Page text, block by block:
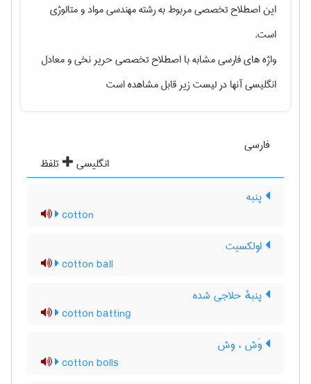
این اصطلاح تخصصی مربوط به رشتهمهندسی مواد و متالوژی
است.
واژه های فارسی مشابه با اصطلاح تخصصیحریر نخیو معادل
انگلیسی آنها در لیست زیر قابل مشاهده است
فارسی
انگلیسی
تلفظ
پنبه
cotton
اولکسیت
cotton ball
پنبهٔ حلاجی شده
cotton batting
وَش ، وش
cotton bolls